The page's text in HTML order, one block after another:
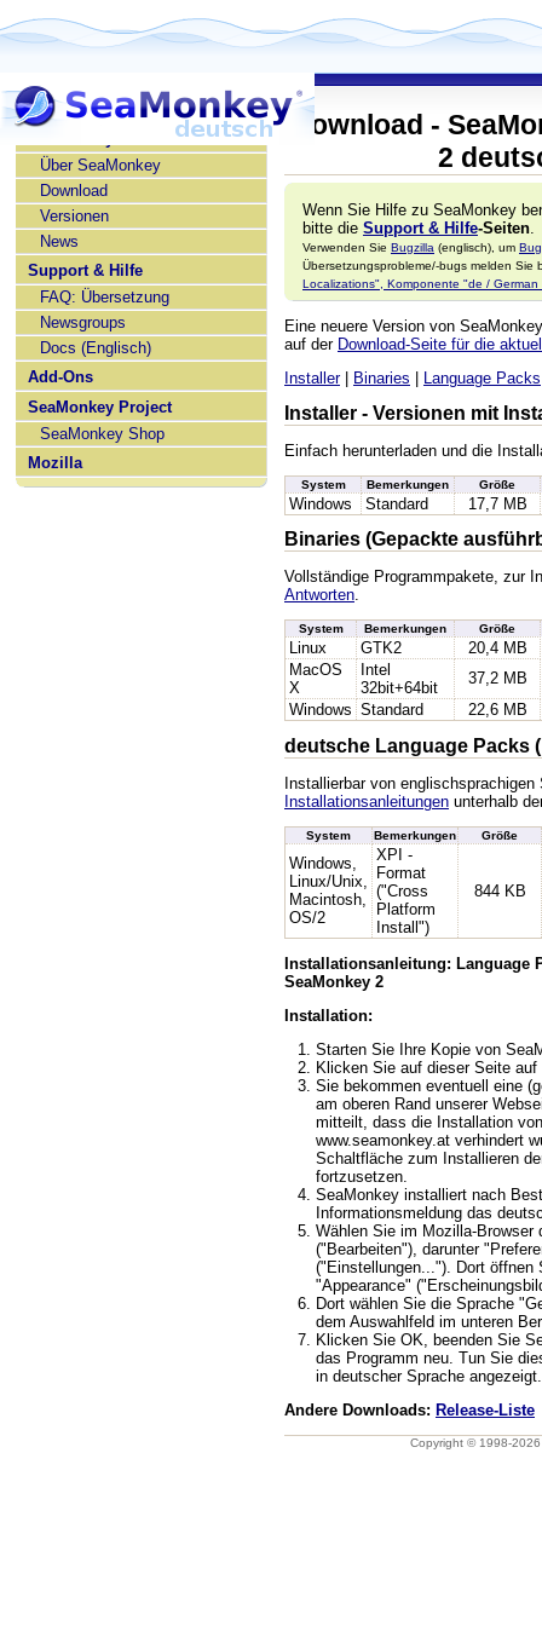
SeaMonkey deutsch
Über SeaMonkey
Download
Versionen
News
Support & Hilfe
FAQ: Übersetzung
Newsgroups
Docs (Englisch)
Add-Ons
SeaMonkey Project
SeaMonkey Shop
Mozilla
Download -
2
Wenn Sie Hilfe zu SeaMonkey
bitte die Support & Hilfe-Seiten
Verwenden Sie Bugzilla (englisch), um
Übersetzungsprobleme/-bugs melden Sie
Localizations", Komponente "de / German
Eine neuere Version von
auf der Download-Seite für die
Installer| Binaries | Language Packs
Installer - Versionen mit
Einfach herunterladen und die
System Bemerkungen Größe
Windows Standard 17,7 MB
Binaries (Gepackte
Vollständige Programmpakete, zur
Antworten.
System Bemerkungen Größe
Linux GTK2
20,4 MB
MacOS
X
Intel
32bit+64bit
37,2 MB
Windows Standard 22,6 MB
deutsche Language Packs
Installierbar von
Installationsanleitungen unterhalb
System Bemerkungen Größe
Windows,
Linux/Unix,
Macintosh,
OS/2
XPI -
Format
("Cross
Platform
Install")
844 KB
Installationsanleitung: Language
SeaMonkey 2
Installation:
Starten Sie Ihre Kopie von
Klicken Sie auf dieser Seite
Sie bekommen eventuell eine
am oberen Rand unserer
mitteilt, dass die Installation
www.seamonkey.at verhindert
Schaltfläche zum Installieren
fortzusetzen.
SeaMonkey installiert nach
Informationsmeldung das
Wählen Sie im Mozilla-Browser
("Bearbeiten"), darunter
("Einstellungen..."). Dort öffnen
"Appearance"
Dort wählen Sie die Sprache
dem Auswahlfeld im unteren
Klicken Sie OK, beenden Sie
das Programm neu. Tun Sie
in deutscher Sprache angezeigt.
Andere Downloads: Release-Liste
Copyright © 1998-